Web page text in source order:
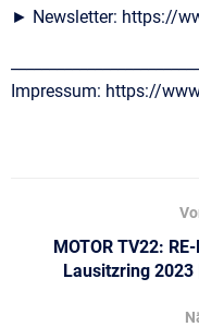
► Newsletter: https://
Impressum: https://
MOTOR TV22:
Lausitzring 2023